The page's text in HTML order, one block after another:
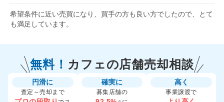
希望条件に近い売買になり、買手の方も良い方でしたので、とて
も満足しています。
無料！ カフェの店舗売却相談
円滑に
査定～売却まで
確実に
募集店舗の
高く
事業譲渡で